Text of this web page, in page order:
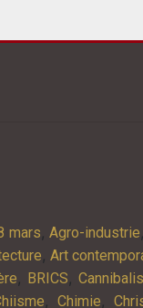
mars Agro-industrie
Art
BRICS
Chimie